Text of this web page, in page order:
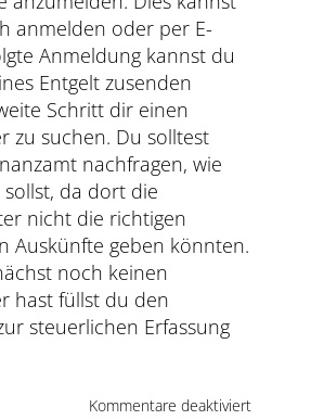
anmelden oder per E-
Anmeldung kannst du
Entgelt zusenden
Schritt dir einen
zu suchen. Du solltest
nachfragen, wie
da dort die
nicht die richtigen
Auskünfte geben könnten.
noch keinen
hast füllst du den
steuerlichen Erfassung
Kommentare deaktiviertfür